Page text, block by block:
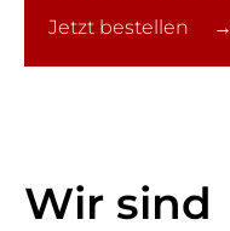
Jetzt bestellen →
Wir sind